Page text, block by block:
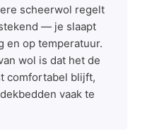
scheerwol regelt
— je slaapt
en op temperatuur.
wol is dat het de
comfortabel blijft,
vaak te